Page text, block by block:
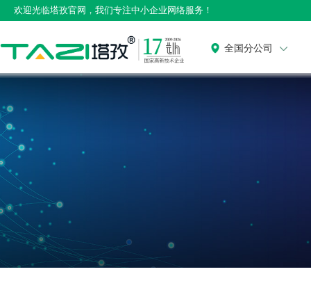
欢迎光临塔孜官网，我们专注中小企业网络服务！
全国分公司